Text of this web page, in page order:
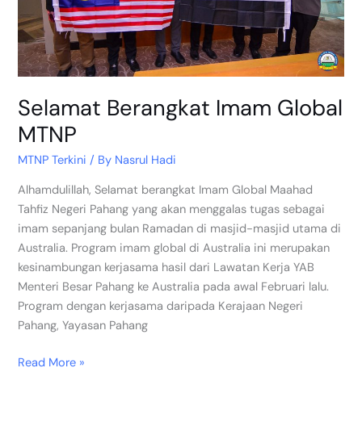
Selamat Berangkat Imam Global
MTNP
MTNP Terkini / By Nasrul Hadi
Alhamdulillah, Selamat berangkat Imam Global Maahad
Tahfiz Negeri Pahang yang akan menggalas tugas sebagai
imam sepanjang bulan Ramadan di masjid-masjid utama di
Australia. Program imam global di Australia ini merupakan
kesinambungan kerjasama hasil dari Lawatan Kerja YAB
Menteri Besar Pahang ke Australia pada awal Februari lalu.
Program dengan kerjasama daripada Kerajaan Negeri
Pahang, Yayasan Pahang
Read More »